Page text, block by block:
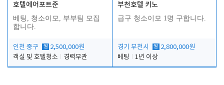
호텔에어포트준
베팅, 청소이모, 부부팀 모집
합니다.
인천 중구 월 2,500,000원
객실 및 호텔청소
경력무관
부천호텔 키노
급구 청소이모 1명 구합니다.
경기 부천시 월 2,800,000원
베팅
1년 이상